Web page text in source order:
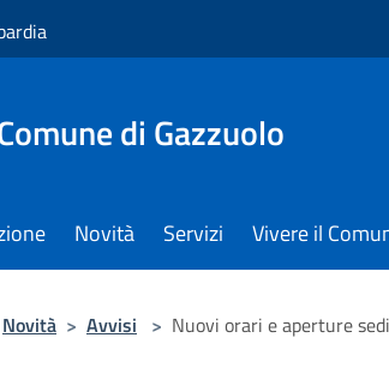
di Gazzuolo
Novità Servizi Vivere il
Novità > Avvisi > Nuovi orari e aperture